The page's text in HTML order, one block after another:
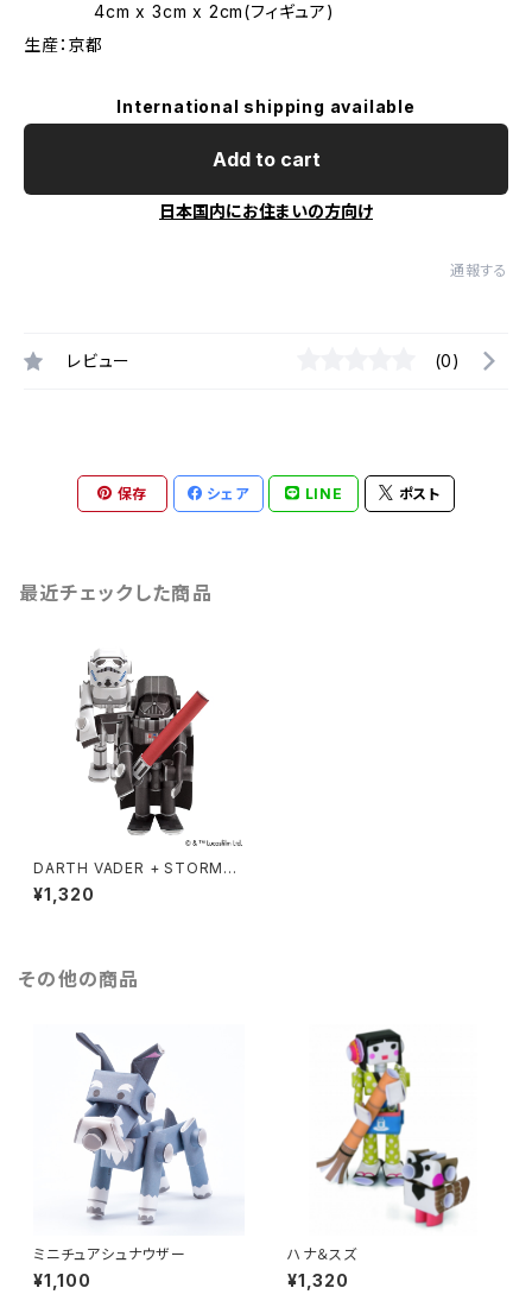
4cm x 3cm x 2cm(フィギュア)
生産：京都
International shipping available
Add to cart
日本国内にお住まいの方向け
通報する
レビュー (0)
保存 シェア LINE ポスト
最近チェックした商品
DARTH VADER + STORMT
ROOPER
¥1,320
その他の商品
ミニチュアシュナウザー
¥1,100
ハナ＆スズ
¥1,320